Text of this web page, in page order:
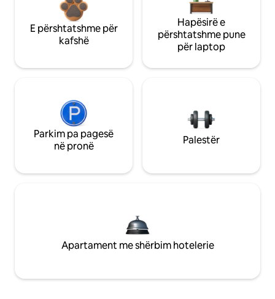
E përshtatshme për
kafshë
Hapësirë e
përshtatshme pune
për laptop
Parkim pa pagesë
në pronë
Palestër
Apartament me shërbim hotelerie